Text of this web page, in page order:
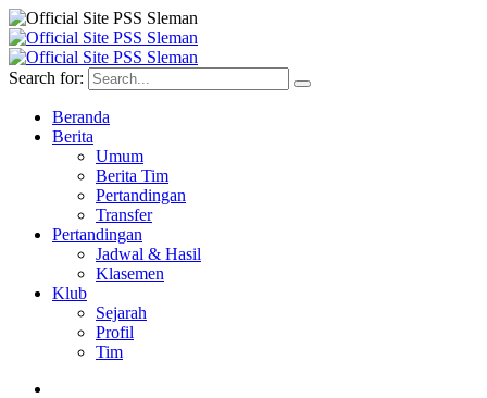
Search for:
Beranda
Berita
Umum
Berita Tim
Pertandingan
Transfer
Pertandingan
Jadwal & Hasil
Klasemen
Klub
Sejarah
Profil
Tim